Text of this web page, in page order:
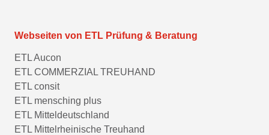
Webseiten von ETL Prüfung & Beratung
ETL Aucon
ETL COMMERZIAL TREUHAND
ETL consit
ETL mensching plus
ETL Mitteldeutschland
ETL Mittelrheinische Treuhand